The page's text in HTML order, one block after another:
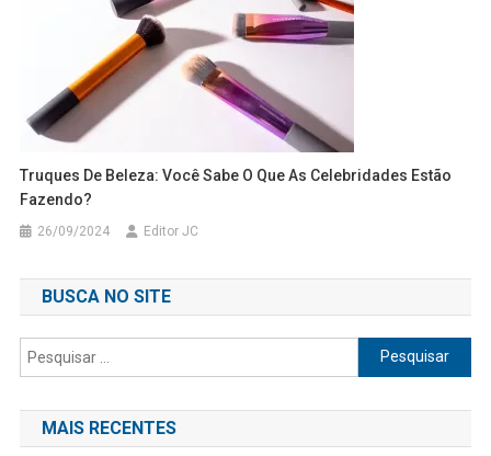
Truques De Beleza: Você Sabe O Que As Celebridades Estão
Fazendo?
26/09/2024 Editor JC
BUSCA NO SITE
Pesquisar
por:
MAIS RECENTES